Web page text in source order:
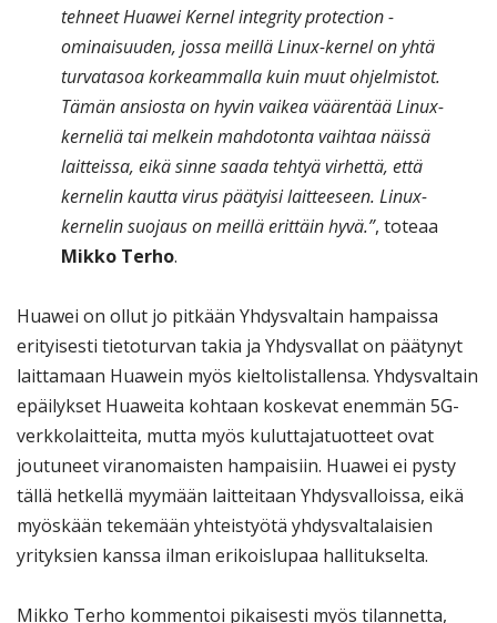
tehneet Huawei Kernel integrity protection -
ominaisuuden, jossa meillä Linux-kernel on yhtä
turvatasoa korkeammalla kuin muut ohjelmistot.
Tämän ansiosta on hyvin vaikea väärentää Linux-
kerneliä tai melkein mahdotonta vaihtaa näissä
laitteissa, eikä sinne saada tehtyä virhettä, että
kernelin kautta virus päätyisi laitteeseen. Linux-
kernelin suojaus on meillä erittäin hyvä.”, toteaa
Mikko Terho.
Huawei on ollut jo pitkään Yhdysvaltain hampaissa
erityisesti tietoturvan takia ja Yhdysvallat on päätynyt
laittamaan Huawein myös kieltolistallensa. Yhdysvaltain
epäilykset Huaweita kohtaan koskevat enemmän 5G-
verkkolaitteita, mutta myös kuluttajatuotteet ovat
joutuneet viranomaisten hampaisiin. Huawei ei pysty
tällä hetkellä myymään laitteitaan Yhdysvalloissa, eikä
myöskään tekemään yhteistyötä yhdysvaltalaisien
yrityksien kanssa ilman erikoislupaa hallitukselta.
Mikko Terho kommentoi pikaisesti myös tilannetta,